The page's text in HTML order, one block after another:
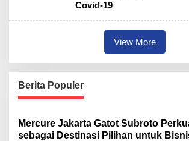
Covid-19
View More
Berita Populer
Mercure Jakarta Gatot Subroto
sebagai Destinasi Pilihan untuk